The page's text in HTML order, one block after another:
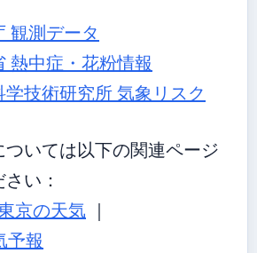
観測データ
熱中症・花粉情報
学技術研究所 気象リスク
いては以下の関連ページ
い：
京の天気 ｜
予報